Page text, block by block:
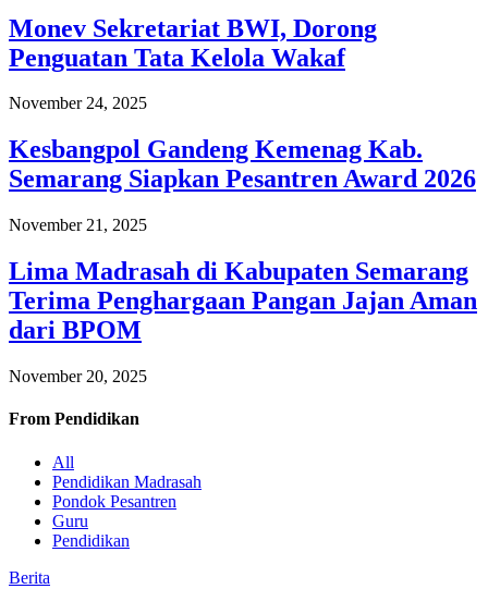
Monev Sekretariat BWI, Dorong
Penguatan Tata Kelola Wakaf
November 24, 2025
Kesbangpol Gandeng Kemenag Kab.
Semarang Siapkan Pesantren Award 2026
November 21, 2025
Lima Madrasah di Kabupaten Semarang
Terima Penghargaan Pangan Jajan Aman
dari BPOM
November 20, 2025
From Pendidikan
All
Pendidikan Madrasah
Pondok Pesantren
Guru
Pendidikan
Berita